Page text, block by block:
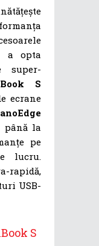
a opta
super-
S
ecrane
până la
pe
lucru.
rapidă,
USB-
S